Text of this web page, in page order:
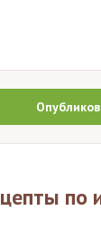
по